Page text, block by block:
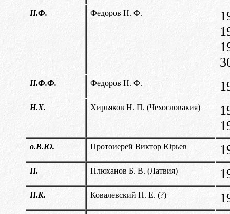
Н.Ф. Федоров Н. Ф.
Н.Ф.Ф. Федоров Н. Ф.
Н.Х. Хирьяков Н. П. (Чехословакия)
о.В.Ю. Протоиерей Виктор Юрьев
П. Плюханов Б. В. (Латвия)
П.К. Ковалевский П. Е. (?)